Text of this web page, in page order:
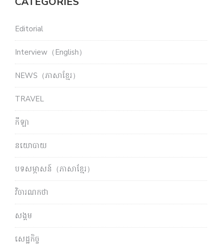
Editorial
Interview（English）
NEWS（ភាសាខ្មែរ）
TRAVEL
កីឡា
នយោបាយ
បទសម្ភាសន៍（ភាសាខ្មែរ）
វិចារណកថា
សង្គម
សេដ្ឋកិច្ច